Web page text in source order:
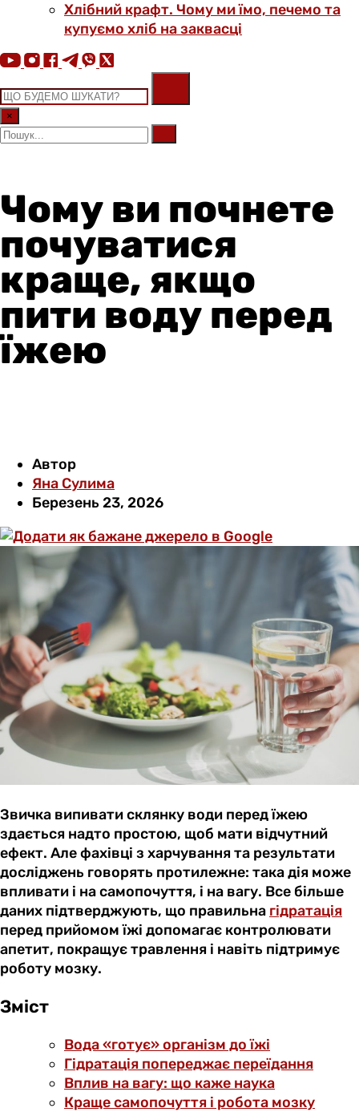
Хлібний крафт. Чому ми їмо, печемо та
купуємо хліб на заквасці
×
Чому ви почнете
почуватися
краще, якщо
пити воду перед
їжею
Автор
Яна Сулима
Березень 23, 2026
Звичка випивати склянку води перед їжею
здається надто простою, щоб мати відчутний
ефект. Але фахівці з харчування та результати
досліджень говорять протилежне: така дія може
впливати і на самопочуття, і на вагу. Все більше
даних підтверджують, що правильна гідратація
перед прийомом їжі допомагає контролювати
апетит, покращує травлення і навіть підтримує
роботу мозку.
Зміст
Вода «готує» організм до їжі
Гідратація попереджає переїдання
Вплив на вагу: що каже наука
Краще самопочуття і робота мозку